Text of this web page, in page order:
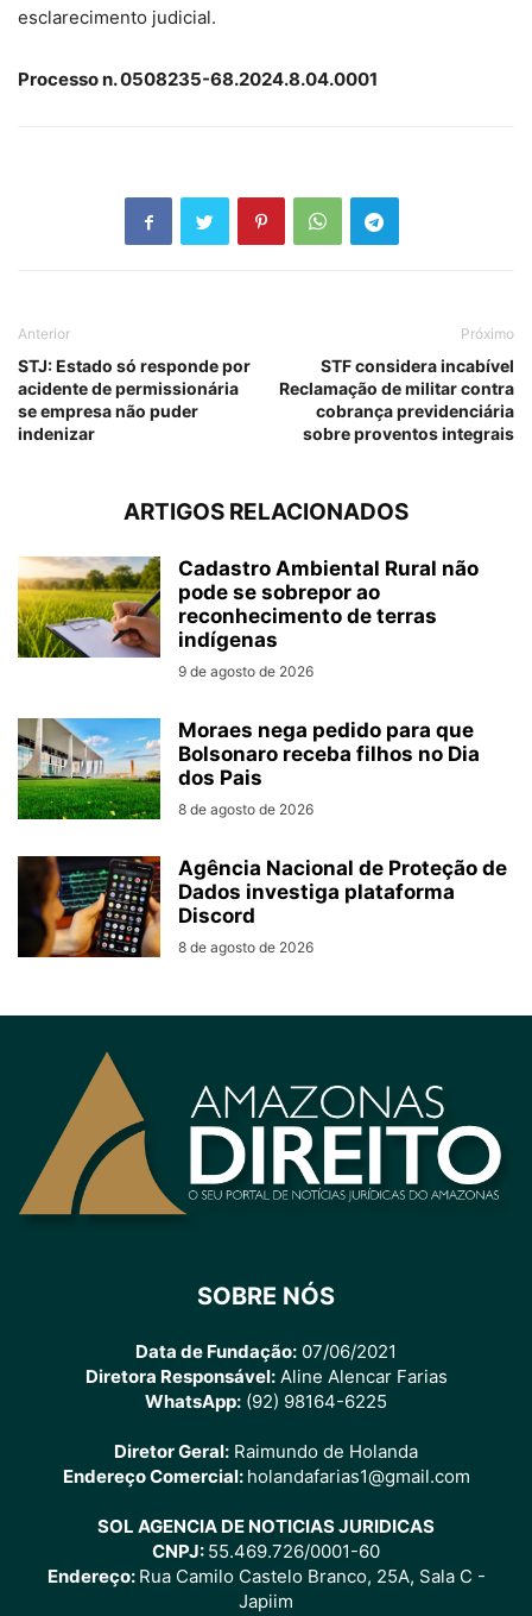
esclarecimento judicial.
Processo n. 0508235-68.2024.8.04.0001
Anterior
STJ: Estado só responde por
acidente de permissionária
se empresa não puder
indenizar
Próximo
STF considera incabível
Reclamação de militar contra
cobrança previdenciária
sobre proventos integrais
ARTIGOS RELACIONADOS
Cadastro Ambiental Rural não
pode se sobrepor ao
reconhecimento de terras
indígenas
9 de agosto de 2026
Moraes nega pedido para que
Bolsonaro receba filhos no Dia
dos Pais
8 de agosto de 2026
Agência Nacional de Proteção de
Dados investiga plataforma
Discord
8 de agosto de 2026
SOBRE NÓS
Data de Fundação: 07/06/2021
Diretora Responsável:Aline Alencar Farias
WhatsApp: (92) 98164-6225
Diretor Geral: Raimundo de Holanda
Endereço Comercial: holandafarias1@gmail.com
SOL AGENCIA DE NOTICIAS JURIDICAS
CNPJ: 55.469.726/0001-60
Endereço: Rua Camilo Castelo Branco, 25A, Sala C -
Japiim